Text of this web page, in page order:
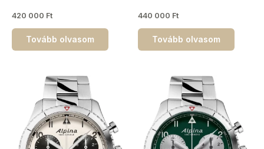
420 000 Ft
Tovább olvasom
440 000 Ft
Tovább olvasom